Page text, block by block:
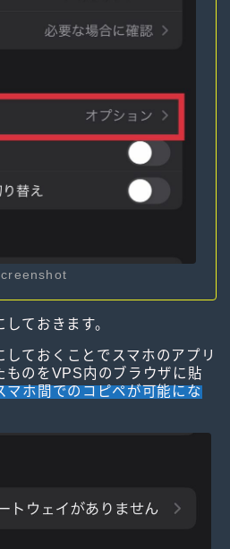
ておきます。
しておくことでスマホのアプリ
ものをVPS内のブラウザに貼
マホ間でのコピペが可能にな